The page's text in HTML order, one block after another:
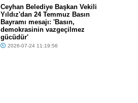
Ceyhan Belediye Başkan Vekili
Yıldız'dan 24 Temmuz Basın
Bayramı mesajı: 'Basın,
demokrasinin vazgeçilmez
gücüdür'
2026-07-24 11:19:56